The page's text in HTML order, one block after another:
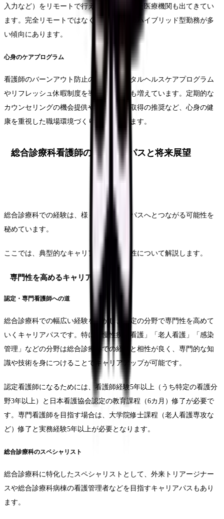
入力など）をリモートで行える体制を整えた医療機関も出てきてい
ます。完全リモートではなく、週1〜2日のハイブリッド型勤務が多
い傾向にあります。
心身のケアプログラム
看護師のバーンアウト防止のため、メンタルヘルスケアプログラム
やリフレッシュ休暇制度を導入する病院も増えています。定期的な
カウンセリングの機会提供や、長期休暇取得の推奨など、心身の健
康を重視した職場環境づくりが進んでいます。
総合診療科看護師のキャリアパスと将来展望
総合診療科での経験は、様々なキャリアパスへとつながる可能性を
秘めています。
ここでは、典型的なキャリアパスと将来性について解説します。
専門性を高めるキャリアパス
認定・専門看護師への道
総合診療科での幅広い経験を活かし、特定の分野で専門性を高めて
いくキャリアパスです。特に「慢性疾患看護」「老人看護」「感染
管理」などの分野は総合診療科での経験と相性が良く、専門的な知
識や技術を身につけることでキャリアアップが可能です。
認定看護師になるためには、看護師経験5年以上（うち特定の看護分
野3年以上）と日本看護協会認定の教育課程（6カ月）修了が必要で
す。専門看護師を目指す場合は、大学院修士課程（老人看護専攻な
ど）修了と実務経験5年以上が必要となります。
総合診療科のスペシャリスト
総合診療科に特化したスペシャリストとして、外来トリアージナー
スや総合診療科病棟の看護管理者などを目指すキャリアパスもあり
ます。